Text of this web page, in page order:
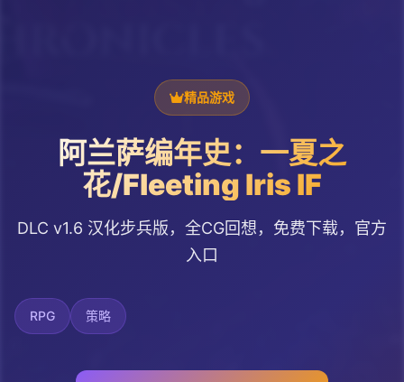
精品游戏
阿兰萨编年史：一夏之
花/Fleeting Iris IF
DLC v1.6 汉化步兵版，全CG回想，免费下载，官方
入口
RPG 策略